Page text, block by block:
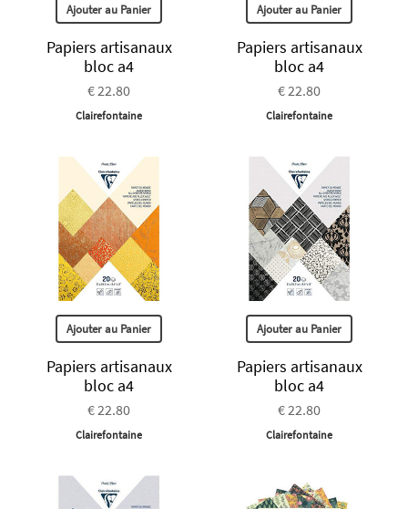
Ajouter au Panier
Papiers artisanaux
bloc a4
€ 22.80
Clairefontaine
Ajouter au Panier
Papiers artisanaux
bloc a4
€ 22.80
Clairefontaine
Ajouter au Panier
Papiers artisanaux
bloc a4
€ 22.80
Clairefontaine
Ajouter au Panier
Papiers artisanaux
bloc a4
€ 22.80
Clairefontaine